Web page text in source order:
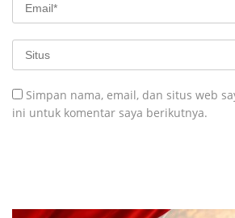
Simpan nama, email, dan situs web
ini untuk komentar saya berikutnya.